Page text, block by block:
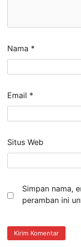
Nama *
Email *
Situs Web
Simpan nama,
peramban ini